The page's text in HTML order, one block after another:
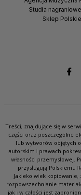
Studia
Sklep
Treści, znajdujące się w
części oraz poszczególne
lub wytworów objętych
autorskim i prawach
własności przemysłowej.
przysługują Polskiemu
Jakiekolwiek
rozpowszechnianie
jak i w całości jest